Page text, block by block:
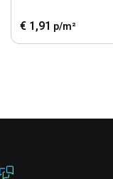
€ 1,91 p/m²